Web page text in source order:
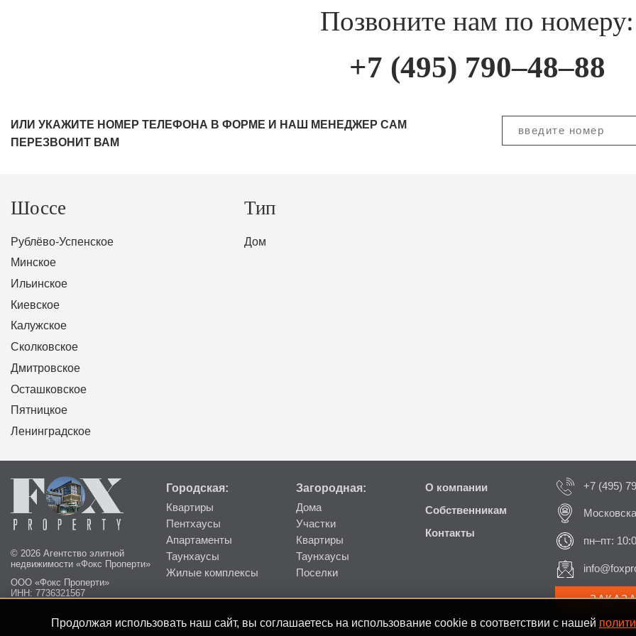
Позвоните нам по номеру:
+7 (495) 790–48–88
ИЛИ УКАЖИТЕ НОМЕР ТЕЛЕФОНА В ФОРМЕ И НАШ МЕНЕДЖЕР САМ
ПЕРЕЗВОНИТ ВАМ
Шоссе
Рублёво-Успенское
Минское
Ильинское
Киевское
Калужское
Сколковское
Дмитровское
Осташковское
Пятницкое
Ленинградское
Тип
Дом
© 2026 Агентство элитной
недвижимости «Фокс Проперти»
ООО «Фокс Проперти»
ИНН: 7736321567
Пользовательское соглашение
Городская:
Квартиры
Пентхаусы
Апартаменты
Таунхаусы
Жилые комплексы
Загородная:
Дома
Участки
Квартиры
Таунхаусы
Поселки
О компании
Собственникам
Контакты
+7 (495)
пн–пт:
Продолжая использовать наш сайт, вы соглашаетесь на использование cookie в соответствии с нашей